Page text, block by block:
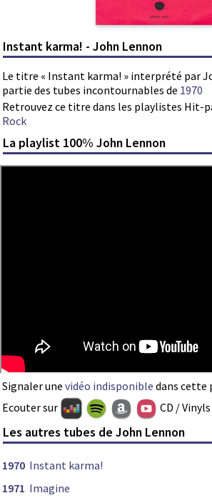
Instant karma! - John Lennon
Le titre « Instant karma! » interprété par
partie des tubes incontournables de 1970
Retrouvez ce titre dans les playlistes Hit-
Rock
La playlist 100% John Lennon
Signaler une vidéo indisponible dans cette
Ecouter sur
CD / Vinyls
Les autres tubes de John Lennon
1970 Instant karma!
1971 Imagine